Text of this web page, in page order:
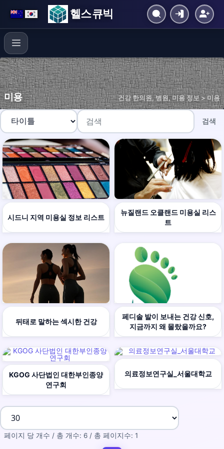
헬스 큐빅
미용 건강 한의원, 병원, 미용 정보 > 미용
검색
시드니 지역 미용실 정보 리스트
뉴질랜드 오클랜드 미용실 리스
트
뒤태로 말하는 섹시한 건강
페디솔 발이 보내는 건강 신호,
지금까지 왜 몰랐을까요?
KGOG 사단법인 대한부인종양
연구회
의료정보연구실_서울대학교
페이지 당 개수 / 총 개수: 6 / 총 페이지수: 1